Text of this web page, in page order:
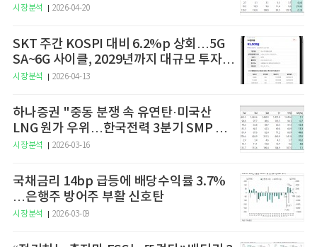
시장분석 2026-04-20
SKT 주간 KOSPI 대비 6.2%p 상회…5G
SA~6G 사이클, 2029년까지 대규모 투자
예고
시장분석 2026-04-13
하나증권 "중동 분쟁 속 유연탄·미국산
LNG 원가 우위…한국전력 3분기 SMP 상
승 전망"
시장분석 2026-03-16
국채금리 14bp 급등에 배당수익률 3.7%
…은행주 방어주 부활 신호탄
시장분석 2026-03-09